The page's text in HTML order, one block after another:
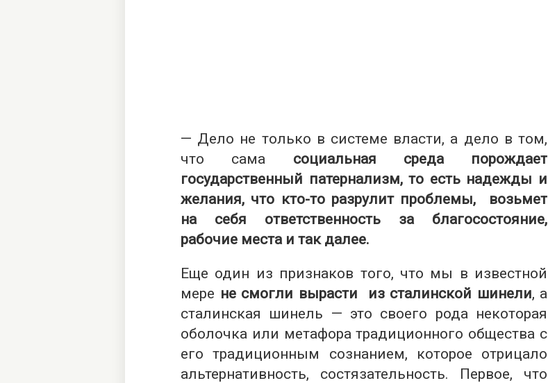
— Дело не только в системе власти, а дело в том,
что сама социальная среда порождает
государственный патернализм, то есть надежды и
желания, что кто-то разрулит проблемы, возьмет
на себя ответственность за благосостояние,
рабочие места и так далее.
Еще один из признаков того, что мы в известной
мере не смогли вырасти из сталинской шинели, а
сталинская шинель — это своего рода некоторая
оболочка или метафора традиционного общества с
его традиционным сознанием, которое отрицало
альтернативность, состязательность. Первое, что